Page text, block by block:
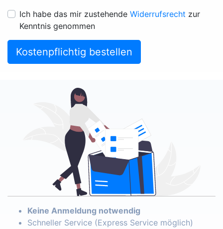
Ich habe das mir zustehende Widerrufsrecht zur
Kenntnis genommen
Kostenpflichtig bestellen
Keine Anmeldung notwendig
Schneller Service (Express Service möglich)